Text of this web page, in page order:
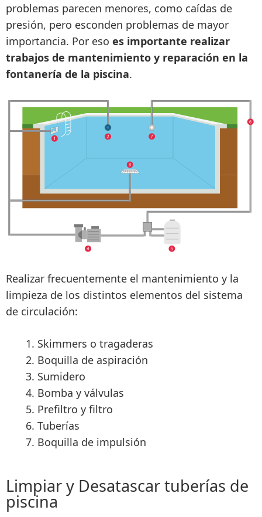
problemas parecen menores, como caídas de
presión, pero esconden problemas de mayor
importancia. Por eso es importante realizar
trabajos de mantenimiento y reparación en la
fontanería de la piscina.
Realizar frecuentemente el mantenimiento y la
limpieza de los distintos elementos del sistema
de circulación:
Skimmers o tragaderas
Boquilla de aspiración
Sumidero
Bomba y válvulas
Prefiltro y filtro
Tuberías
Boquilla de impulsión
Limpiar y Desatascar tuberías de
piscina